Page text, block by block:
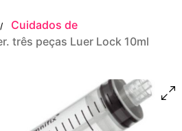
/
Cuidados de
três peças Luer Lock 10ml